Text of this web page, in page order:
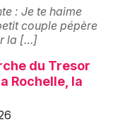
: Je te haime
couple pépère
la […]
du Tresor
Rochelle, la